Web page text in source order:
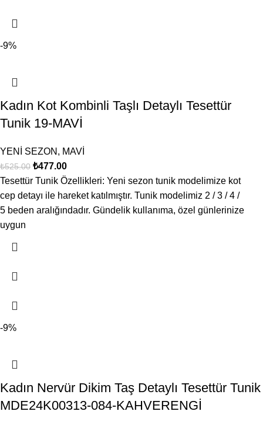
-9%
Kadın Kot Kombinli Taşlı Detaylı Tesettür
Tunik 19-MAVİ
YENİ SEZON , MAVİ
₺525.00 ₺477.00
Tesettür Tunik Özellikleri: Yeni sezon tunik modelimize kot
cep detayı ile hareket katılmıştır. Tunik modelimiz 2 / 3 / 4 /
5 beden aralığındadır. Gündelik kullanıma, özel günlerinize
uygun
-9%
Kadın Nervür Dikim Taş Detaylı Tesettür Tunik
MDE24K00313-084-KAHVERENGİ